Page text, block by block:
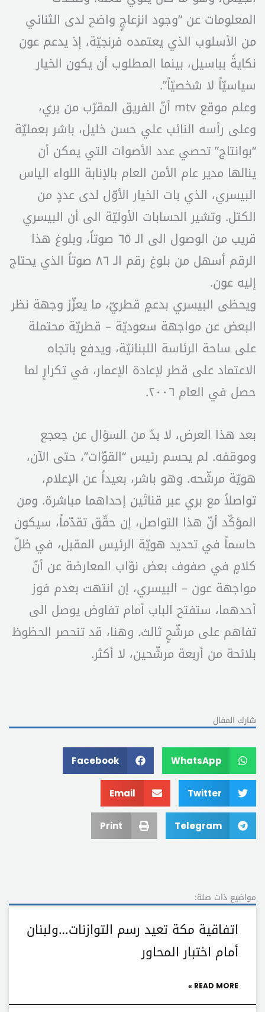
المعلومات عن “وجود انزعاجٍ واضح لدى الثنائي
من الأسلوب الذي يعتمده فرنجيّة، إذ يدعم عون
نكايةً بباسيل، بينما المطلوب أن يكون الخيار
سياسيّاً لا شخصيّاً”.
وعلم موقع mtv أنّ الفريق المقرّب من بري،
وعلى رأسه النائب علي حسن خليل، باشر بعمليّة
“بوانتاج” تحصي عدد الأصوات التي يمكن أن
ينالها مدير عام الأمن العام بالإنابة اللواء الياس
البيسري، الذي بات الخيار الأوّل لدى عددٍ من
الكتل. وتشير الحسابات الأوليّة الى أن البيسري
قريب من الوصول الى الـ ٦٥ صوتاً، وبلوغ هذا
الرقم أسهل من بلوغ رقم الـ ٨٦ صوتاً الذي يحتاج
إليه عون.
ويحظى البيسري بدعمٍ قطريّ، ما يعزّز وجهة نظر
البعض عن مواجهة سعوديّة – قطريّة محتملة
على ساحة الرئاسة اللبنانيّة، ويدفع باتجاه
الاعتماد على قطر لإعادة الإعمار، في تكرارٍ لما
حصل في العام ٢٠٠٦.
بعد هذا العرض، لا بدّ من السؤال عن جعجع
وموقفه. لم يحسم رئيس “القوّات”، حتى الآن،
هويّة مرشّحه. وهو باشر، بعيداً عن الإعلام،
تواصلاً مع بري عبر قناتَين إحداهما مباشرة. ومن
المؤكّد أنّ هذا التواصل، إن حقّق تقدّماً، سيكون
حاسماً في تحديد هويّة الرئيس المقبل، في ظلّ
كلامٍ في صفوف بعض نوّاب المعارضة عن أنّ
مواجهة عون – البيسري، إن انتهت بعدم فوز
أحدهما، ستفتح الباب أمام تفاوض يوصل الى
تفاهم على مرشّحٍ ثالث. وهنا، قد تنحصر الحظوظ
بلائحة من أربعة مرشّحين، لا أكثر.
شارك المقال
WhatsApp
Facebook
Twitter
Email
Telegram
Print
مواضيع ذات صلة:
اتفاقية مكة تعيد رسم التوازنات…ولبنان
أمام اختبار المحاور
READ MORE »